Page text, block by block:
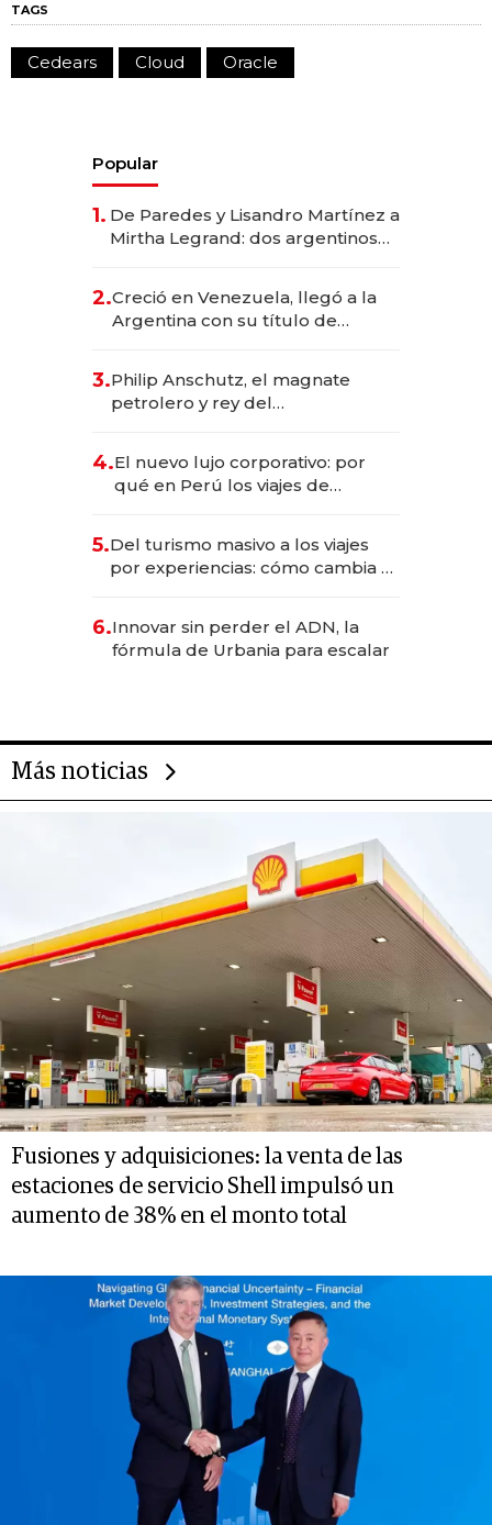
TAGS
Cedears Cloud Oracle
Popular
1. De Paredes y Lisandro Martínez a
Mirtha Legrand: dos argentinos
2.Creció en Venezuela, llegó a la
Argentina con su título de
las marcas "fast premium"
3.Philip Anschutz, el magnate
petrolero y rey del
Fénix
4.El nuevo lujo corporativo: por
qué en Perú los viajes de
transformadoras
5.Del turismo masivo a los viajes
por experiencias: cómo cambia el
6.Innovar sin perder el ADN, la
fórmula de Urbania para escalar
Más noticias
Fusiones y adquisiciones: la venta de las
estaciones de servicio Shell impulsó un
aumento de 38% en el monto total